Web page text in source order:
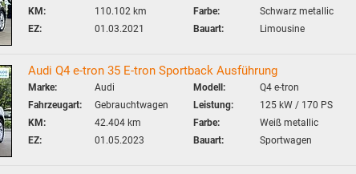
KM:
110.102 km
EZ:
01.03.2021
Farbe:
Schwarz metallic
Bauart:
Limousine
Audi Q4 e-tron 35 E-tron Sportback Ausführung
Marke:
Audi
Fahrzeugart:
Gebrauchtwagen
KM:
42.404 km
EZ:
01.05.2023
Modell:
Q4 e-tron
Leistung:
125 kW / 170 PS
Farbe:
Weiß metallic
Bauart:
Sportwagen